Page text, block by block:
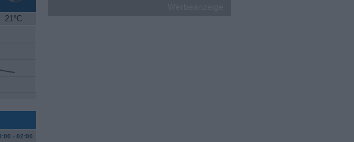
21°C
- 02:00